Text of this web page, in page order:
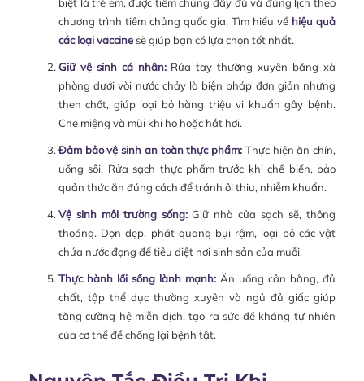
chương trình tiêm chủng quốc gia. Tìm hiểu về hiệu quả
các loại vaccinesẽ giúp bạn có lựa chọn tốt nhất.
Giữ vệ sinh cá nhân:Rửa tay thường xuyên bằng xà
phòng dưới vòi nước chảy là biện pháp đơn giản nhưng
then chốt, giúp loại bỏ hàng triệu vi khuẩn gây bệnh.
Che miệng và mũi khi ho hoặc hắt hơi.
Đảm bảo vệ sinh an toàn thực phẩm: Thực hiện ăn chín,
uống sôi. Rửa sạch thực phẩm trước khi chế biến, bảo
quản thức ăn đúng cách để tránh ôi thiu, nhiễm khuẩn.
Vệ sinh môi trường sống:Giữ nhà cửa sạch sẽ, thông
thoáng. Dọn dẹp, phát quang bụi rậm, loại bỏ các vật
chứa nước đọng để tiêu diệt nơi sinh sản của muỗi.
Thực hành lối sống lành mạnh:Ăn uống cân bằng, đủ
chất, tập thể dục thường xuyên và ngủ đủ giấc giúp
tăng cường hệ miễn dịch, tạo ra sức đề kháng tự nhiên
của cơ thể để chống lại bệnh tật.